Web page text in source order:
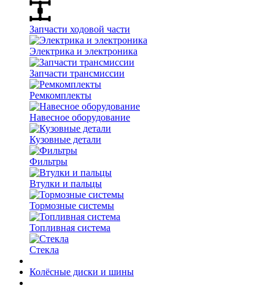
Запчасти ходовой части
Электрика и электроника
Запчасти трансмиссии
Ремкомплекты
Навесное оборудование
Кузовные детали
Фильтры
Втулки и пальцы
Тормозные системы
Топливная система
Стекла
Колёсные диски и шины